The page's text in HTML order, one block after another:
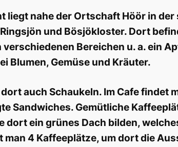
liegt nahe der Ortschaft Höör in
und Bösjökloster. Dort
Bereichen u. a. ein
Blumen, Gemüse und Kräuter.
auch Schaukeln. Im Cafe findet
Sandwiches. Gemütliche
dort ein grünes Dach bilden,
man 4 Kaffeeplätze, um dort die